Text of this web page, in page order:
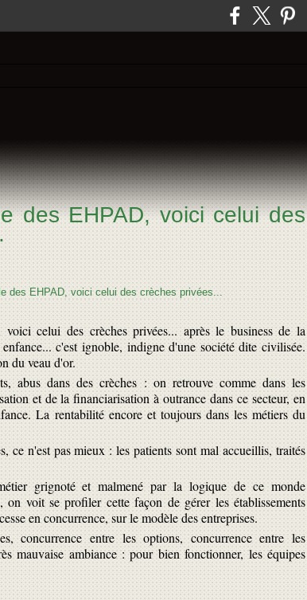
des EHPAD, voici celui des
celui des crèches privées... après le business de la
c'est ignoble, indigne d'une société dite civilisée.
du veau d'or.
abus dans des crèches : on retrouve comme dans les
et de la financiarisation à outrance dans ce secteur, en
La rentabilité encore et toujours dans les métiers du
ce n'est pas mieux : les patients sont mal accueillis, traités
grignoté et malmené par la logique de ce monde
on voit se profiler cette façon de gérer les établissements
en concurrence, sur le modèle des entreprises.
concurrence entre les options, concurrence entre les
mauvaise ambiance : pour bien fonctionner, les équipes